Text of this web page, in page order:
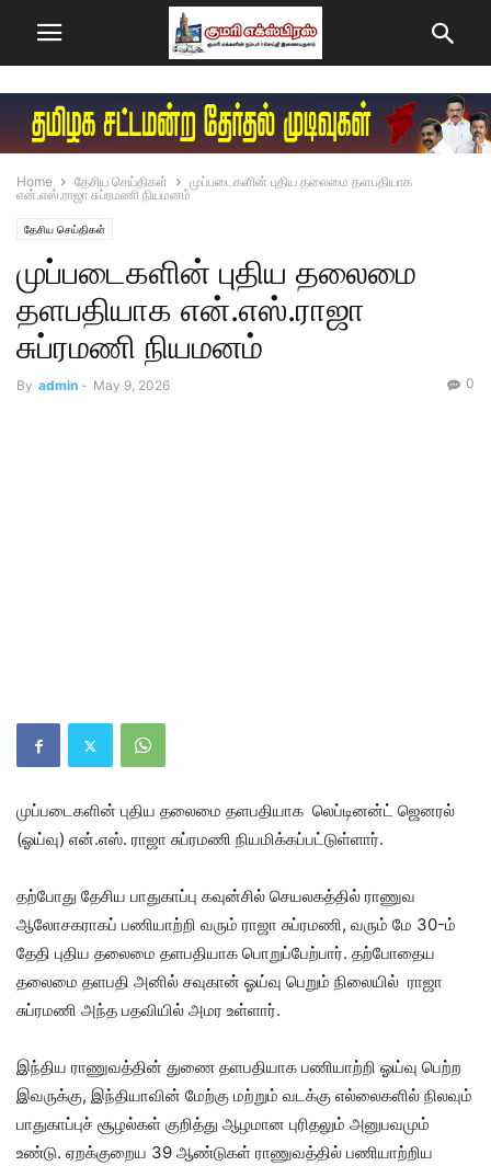
Home தேசிய செய்திகள்
முப்படைகளின் புதிய தலைமை தளபதியாக
என்.எஸ்.ராஜா சுப்ரமணி நியமனம்
தேசிய செய்திகள்
முப்படைகளின் புதிய தலைமை
தளபதியாக என்.எஸ்.ராஜா
சுப்ரமணி நியமனம்
By admin - May 9, 2026 0
முப்படைகளின் புதிய தலைமை தளபதியாக லெப்டினன்ட் ஜெனரல்
(ஓய்வு) என்.எஸ். ராஜா சுப்ரமணி நியமிக்கப்பட்டுள்ளார்.
தற்போது தேசிய பாதுகாப்பு கவுன்சில் செயலகத்தில் ராணுவ
ஆலோசகராகப் பணியாற்றி வரும் ராஜா சுப்ரமணி, வரும் மே 30-ம்
தேதி புதிய தலைமை தளபதியாக பொறுப்பேற்பார். தற்போதைய
தலைமை தளபதி அனில் சவுகான் ஓய்வு பெறும் நிலையில் ராஜா
சுப்ரமணி அந்த பதவியில் அமர உள்ளார்.
இந்திய ராணுவத்தின் துணை தளபதியாக பணியாற்றி ஓய்வு பெற்ற
இவருக்கு, இந்தியாவின் மேற்கு மற்றும் வடக்கு எல்லைகளில் நிலவும்
பாதுகாப்புச் சூழல்கள் குறித்து ஆழமான புரிதலும் அனுபவமும்
உண்டு. ஏறக்குறைய 39 ஆண்டுகள் ராணுவத்தில் பணியாற்றிய